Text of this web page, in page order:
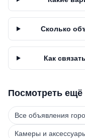
Сколько
Как
Посмотреть ещё
Все объявления
Камеры и